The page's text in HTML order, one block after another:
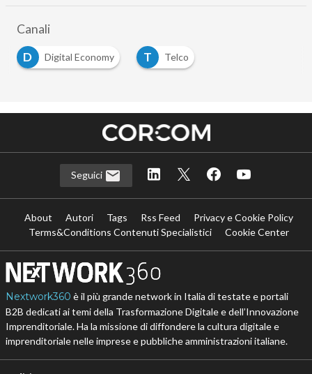
Canali
D
Digital Economy T Telco
Seguici
About Autori Tags Rss Feed
Privacy e Cookie Policy
Terms&Conditions Contenuti Specialistici
Cookie Center
Nextwork360 è il più grande network in Italia di testate e portali
B2B dedicati ai temi della Trasformazione Digitale e dell’Innovazione
Imprenditoriale. Ha la missione di diffondere la cultura digitale e
imprenditoriale nelle imprese e pubbliche amministrazioni italiane.